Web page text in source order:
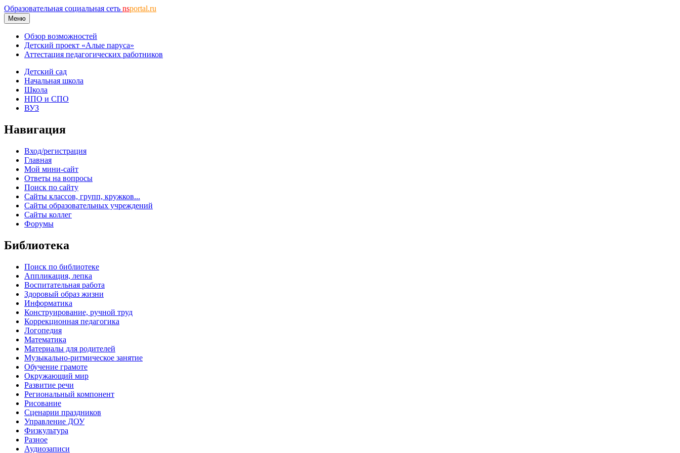
Образовательная социальная сеть nsportal.ru
Меню
Обзор возможностей
Детский проект «Алые паруса»
Аттестация педагогических работников
Детский сад
Начальная школа
Школа
НПО и СПО
ВУЗ
Навигация
Вход/регистрация
Главная
Мой мини-сайт
Ответы на вопросы
Поиск по сайту
Сайты классов, групп, кружков...
Сайты образовательных учреждений
Сайты коллег
Форумы
Библиотека
Поиск по библиотеке
Аппликация, лепка
Воспитательная работа
Здоровый образ жизни
Информатика
Конструирование, ручной труд
Коррекционная педагогика
Логопедия
Математика
Материалы для родителей
Музыкально-ритмическое занятие
Обучение грамоте
Окружающий мир
Развитие речи
Региональный компонент
Рисование
Сценарии праздников
Управление ДОУ
Физкультура
Разное
Аудиозаписи